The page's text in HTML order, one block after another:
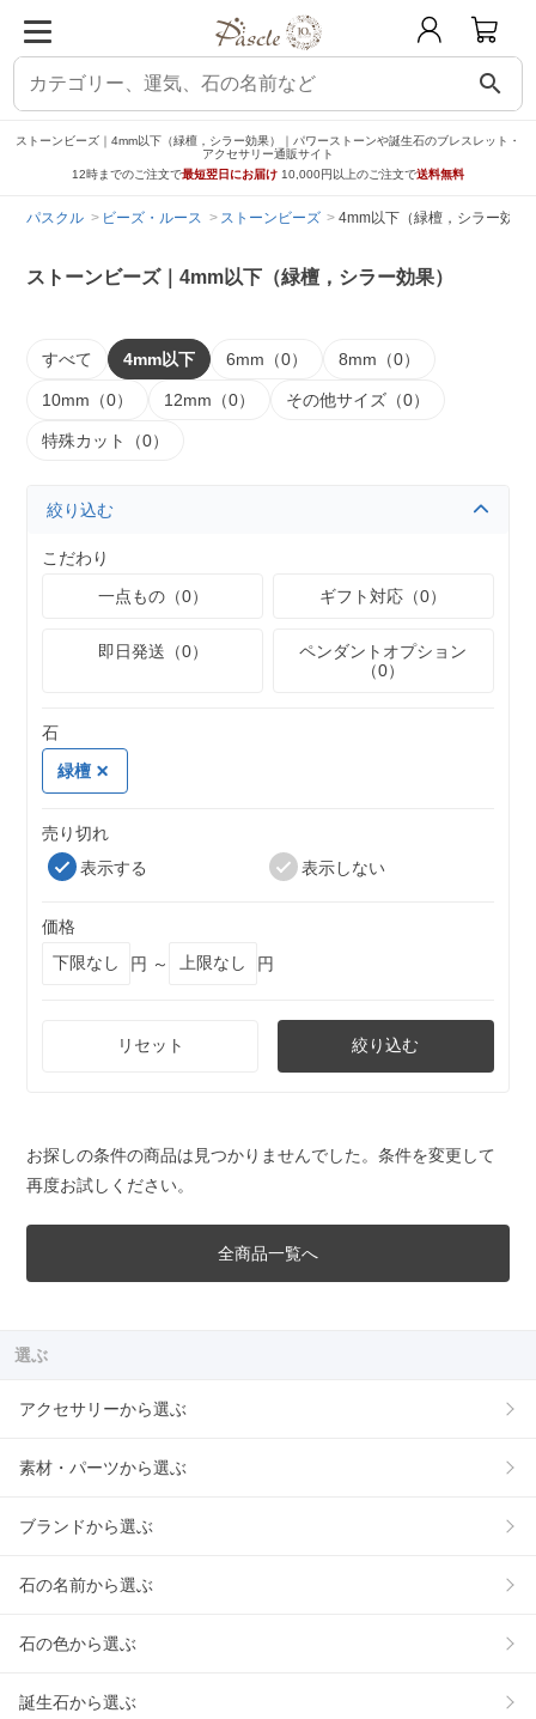
search
ストーンビーズ｜4mm以下（緑檀，シラー効果）｜パワーストーンや誕生石のブレスレット・
アクセサリー通販サイト
12時までのご注文で最短翌日にお届け 10,000円以上のご注文で送料無料
パスクル ビーズ・ルース ストーンビーズ 4mm以下（緑檀，シラー効果
ストーンビーズ｜4mm以下（緑檀，シラー効果）
すべて 4mm以下 6mm（0） 8mm（0）
10mm（0） 12mm（0） その他サイズ（0）
特殊カット（0）
絞り込む
こだわり
一点もの（0）
ギフト対応（0）
即日発送（0）
ペンダントオプション
（0）
石
緑檀
売り切れ
表示する
表示しない
価格
円 ～
円
リセット 絞り込む
お探しの条件の商品は見つかりませんでした。条件を変更して
再度お試しください。
全商品一覧へ
選ぶ
アクセサリーから選ぶ
素材・パーツから選ぶ
ブランドから選ぶ
石の名前から選ぶ
石の色から選ぶ
誕生石から選ぶ